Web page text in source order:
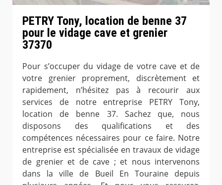
PETRY Tony, location de benne 37
pour le vidage cave et grenier
37370
Pour s’occuper du vidage de votre cave et de
votre grenier proprement, discrètement et
rapidement, n’hésitez pas à recourir aux
services de notre entreprise PETRY Tony,
location de benne 37. Sachez que, nous
disposons des qualifications et des
compétences nécessaires pour ce faire. Notre
entreprise est spécialisée en travaux de vidage
de grenier et de cave ; et nous intervenons
dans la ville de Bueil En Touraine depuis